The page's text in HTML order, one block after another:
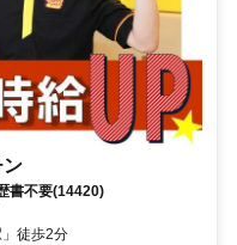
ン
書不要(14420)
徒歩2分